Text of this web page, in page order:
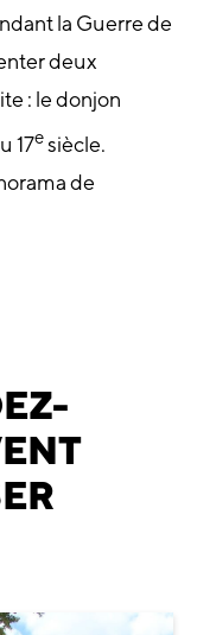
la Guerre de
deux
: le donjon
17esiècle.
de